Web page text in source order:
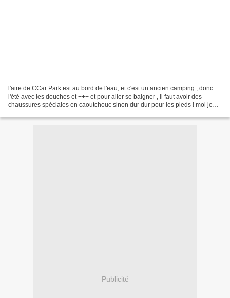
l'aire de CCar Park est au bord de l'eau, et c'est un ancien camping , donc
l'été avec les douches et +++ et pour aller se baigner , il faut avoir des
chaussures spéciales en caoutchouc sinon dur dur pour les pieds ! moi je
Publicité